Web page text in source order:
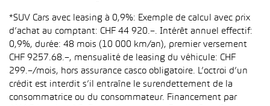
*SUV Cars avec leasing à 0,9%: Exemple de calcul avec prix
d’achat au comptant: CHF 44 920.–. Intérêt annuel effectif:
0,9%, durée: 48 mois (10 000 km/an), premier versement
CHF 9257.68.–, mensualité de leasing du véhicule: CHF
299.–/mois, hors assurance casco obligatoire. L’octroi d’un
crédit est interdit s’il entraîne le surendettement de la
consommatrice ou du consommateur. Financement par